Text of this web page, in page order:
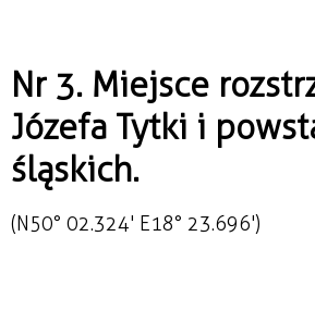
Nr 3. Miejsce
Józefa Tytki i
śląskich.
(N50° 02.324' E18° 23.696')